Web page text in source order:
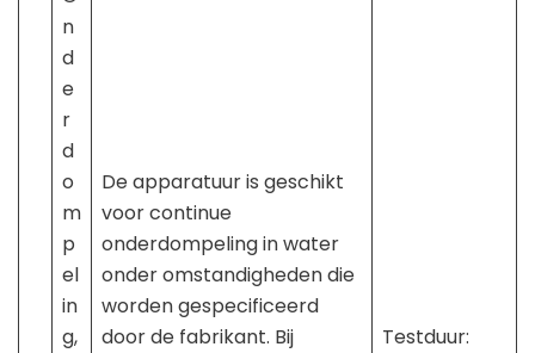
n
d
e
r
d
o
m
p
el
in
g,
De apparatuur is geschikt
voor continue
onderdompeling in water
onder omstandigheden die
worden gespecificeerd
door de fabrikant. Bij
Testduur: